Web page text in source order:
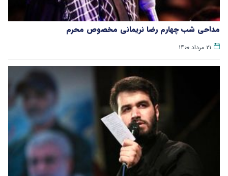
مداحی شب چهارم رضا نریمانی مخصوص محرم
۲۱ مرداد ۱۴۰۰